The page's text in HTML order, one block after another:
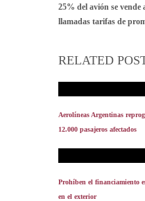
25% del avión se vende
llamadas tarifas de
RELATED
Aerolíneas Argentinas
12.000 pasajeros afectados
Prohíben el financiamiento
en el exterior